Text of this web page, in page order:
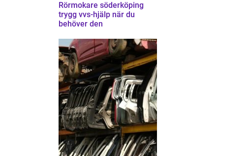
Rörmokare söderköping
trygg vvs-hjälp när du
behöver den